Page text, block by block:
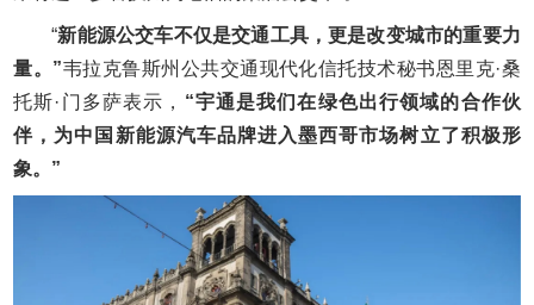
“新能源公交车不仅是交通工具，更是改变城市的重要力
量。”韦拉克鲁斯州公共交通现代化信托技术秘书恩里克·桑
托斯·门多萨表示， “宇通是我们在绿色出行领域的合作伙
伴，为中国新能源汽车品牌进入墨西哥市场树立了积极形
象。”